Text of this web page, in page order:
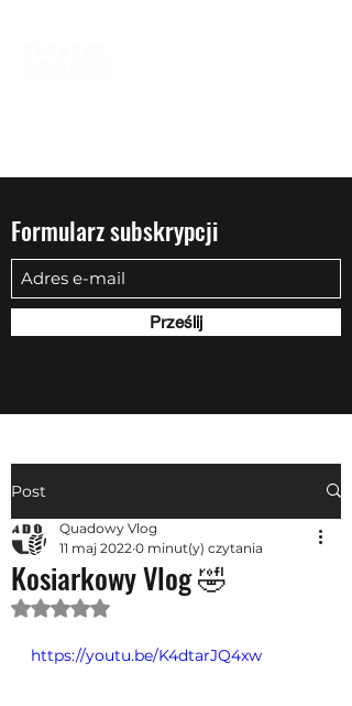
Formularz subskrypcji
Prześlij
Post
Kosiarkowy Vlog 🤣
Quadowy Vlog
11 maj 2022 0 minut(y) czytania
Oceniono na NaN z 5 gwiazdek.
https://youtu.be/K4dtarJQ4xw